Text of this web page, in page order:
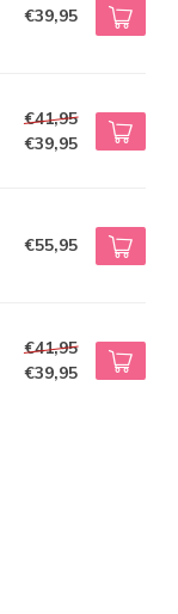
€39,95
€41,95
€39,95
€55,95
€41,95
€39,95